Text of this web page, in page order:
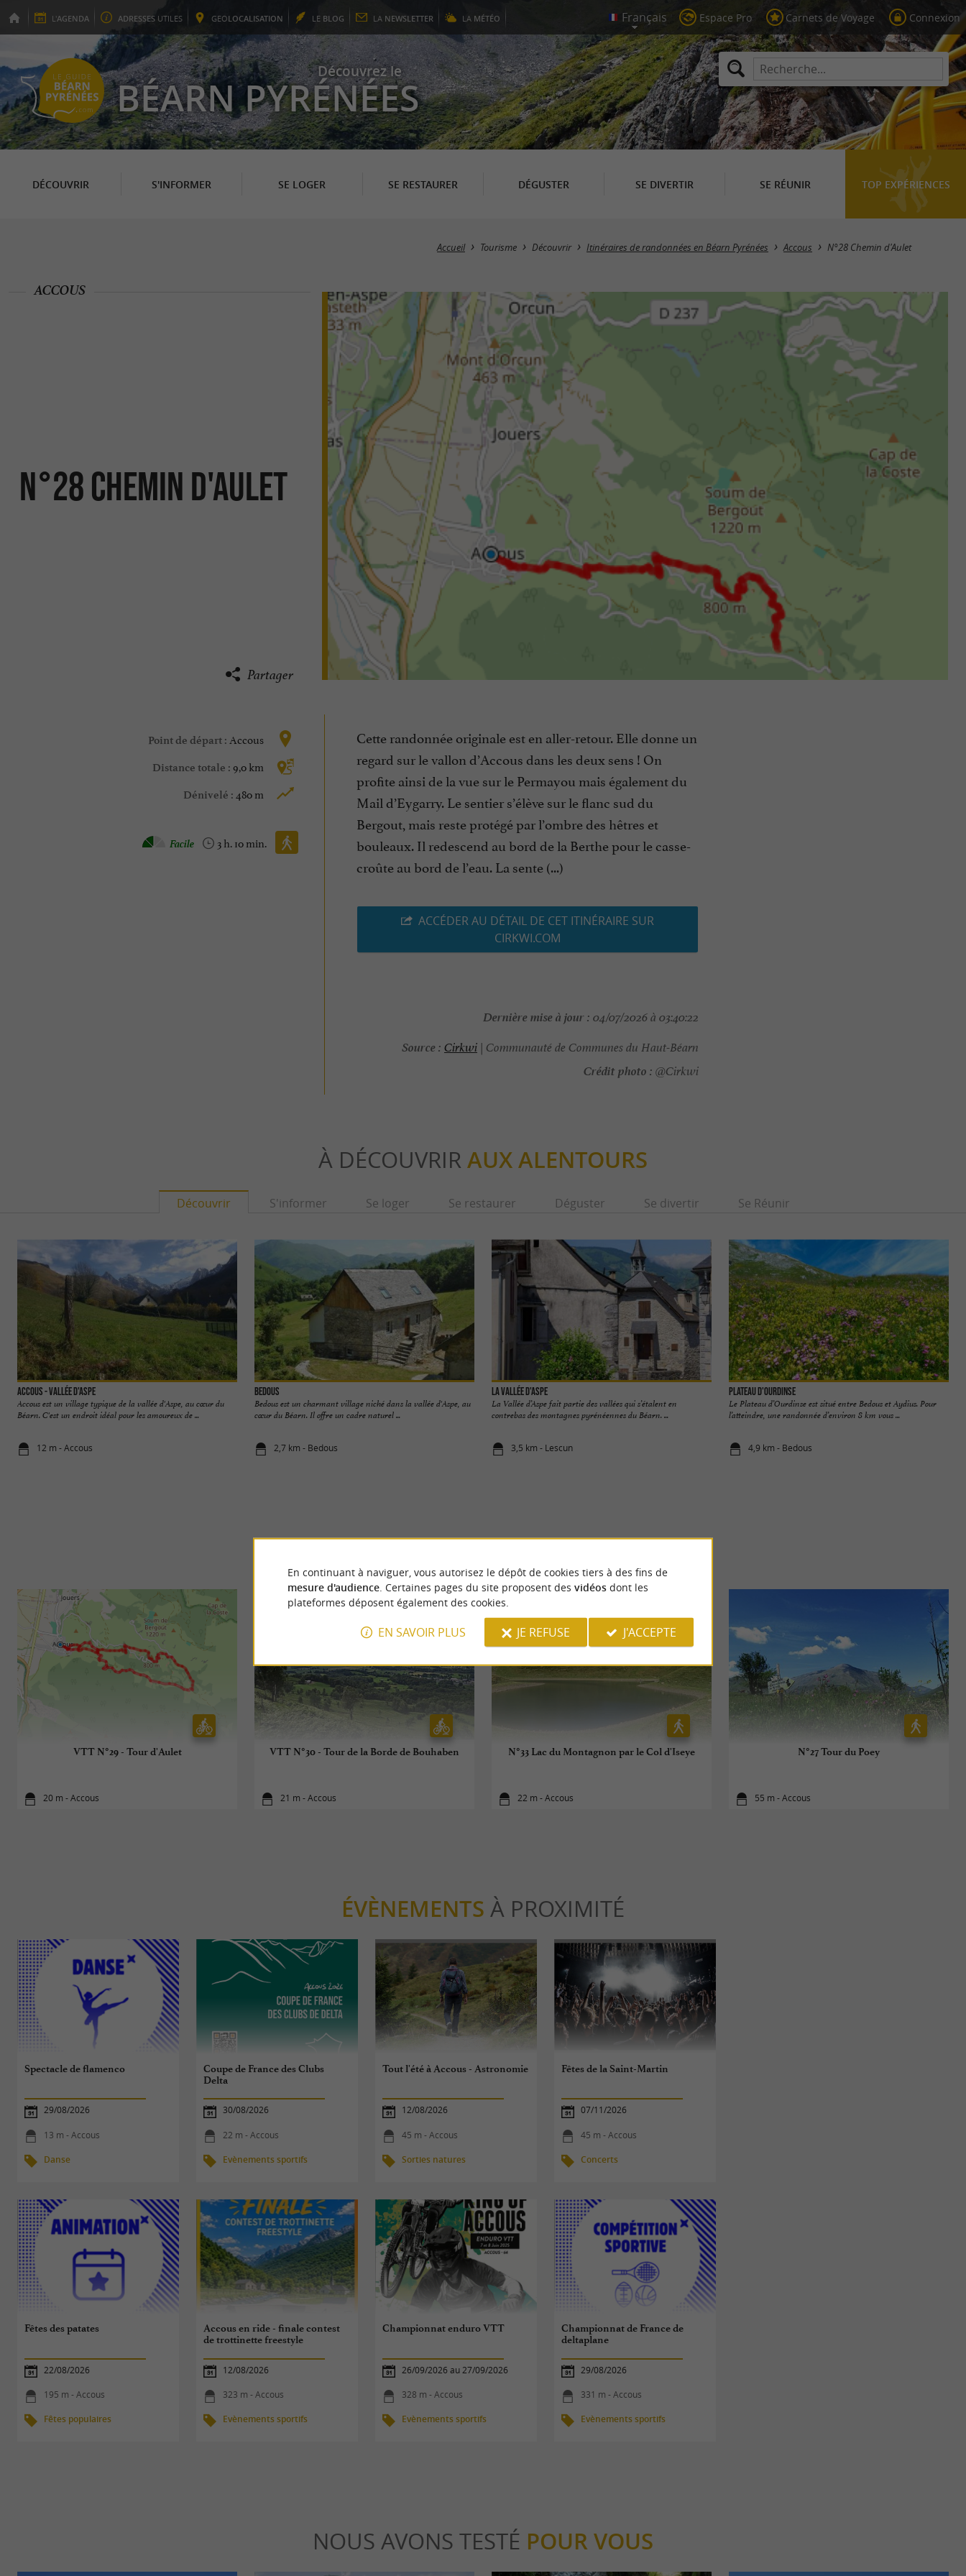
L'AGENDA ADRESSES UTILES GEOLOCALISATION LE BLOG LA NEWSLETTER LA MÉTÉO Espace Pro Carnets de Voyage Connexion
Découvrez le
BÉARN PYRÉNÉES
DÉCOUVRIR S'INFORMER SE LOGER SE RESTAURER DÉGUSTER SE DIVERTIR SE RÉUNIR TOP EXPÉRIENCES
Accueil Tourisme Découvrir Itinéraires de randonnées en Béarn Pyrénées Accous N°28 Chemin d'Aulet
N°28 Chemin d'Aulet
ACCOUS
Partager
Point de départ : Accous
Distance totale : 9,0 km
Dénivelé : 480 m
Marche à pied :
3 h. 10 min.
Facile
Cette randonnée originale est en aller-retour. Elle donne un
regard sur le vallon d’Accous dans les deux sens ! On
profite ainsi de la vue sur le Permayou mais également du
Mail d’Eygarry. Le sentier s’élève sur le flanc sud du
Bergout, mais reste protégé par l’ombre des hêtres et
bouleaux. Il redescend au bord de la Berthe pour le casse-
croûte au bord de l’eau. La sente (...)
ACCÉDER AU DÉTAIL DE CET ITINÉRAIRE SUR
CIRKWI.COM
Dernière mise à jour : 04/07/2026 à 03:40:22
Source : Cirkwi| Communauté de Communes du Haut-Béarn
Crédit photo : @Cirkwi
À DÉCOUVRIR AUX ALENTOURS
Découvrir S'informer Se loger Se restaurer Déguster Se divertir Se Réunir
Accous - Vallée d'Aspe
Accous est un village typique de la vallée d'Aspe, au cœur du
Béarn. C'est un endroit idéal pour les amoureux de ...
12 m - Accous
Bedous
Bedous est un charmant village niché dans la vallée d'Aspe, au
cœur du Béarn. Il offre un cadre naturel ...
2,7 km - Bedous
La Vallée d'Aspe
La Vallée d’Aspe fait partie des vallées qui s’étalent en
contrebas des montagnes pyrénéennes du Béarn. ...
3,5 km - Lescun
Plateau d'Ourdinse
Le Plateau d’Ourdinse est situé entre Bedous et Aydius. Pour
l’atteindre, une randonnée d’environ 8 km vous ...
4,9 km - Bedous
VTT N°29 - Tour d'Aulet
20 m - Accous
VTT N°30 - Tour de la Borde de Bouhaben
21 m - Accous
N°33 Lac du Montagnon par le Col d'Iseye
22 m - Accous
N°27 Tour du Poey
55 m - Accous
ÉVÈNEMENTS À PROXIMITÉ
Spectacle de flamenco
29/08/2026
13 m - Accous
Danse
Coupe de France des Clubs
Delta
30/08/2026
22 m - Accous
Evènements sportifs
Tout l'été à Accous - Astronomie
12/08/2026
45 m - Accous
Sorties natures
Fêtes de la Saint-Martin
07/11/2026
45 m - Accous
Concerts
Fêtes des patates
22/08/2026
195 m - Accous
Fêtes populaires
Accous en ride - finale contest
de trottinette freestyle
12/08/2026
323 m - Accous
Evènements sportifs
Championnat enduro VTT
26/09/2026 au 27/09/2026
328 m - Accous
Evènements sportifs
Championnat de France de
deltaplane
29/08/2026
331 m - Accous
Evènements sportifs
NOUS AVONS TESTÉ POUR VOUS
En continuant à naviguer, vous autorisez le dépôt de cookies tiers à des fins de
mesure d'audience. Certaines pages du site proposent des vidéosdont les
plateformes déposent également des cookies.
EN SAVOIR PLUS JE REFUSE J'ACCEPTE